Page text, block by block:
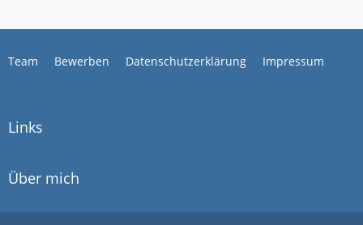
Team Bewerben Datenschutzerklärung Impressum
Links
Über mich